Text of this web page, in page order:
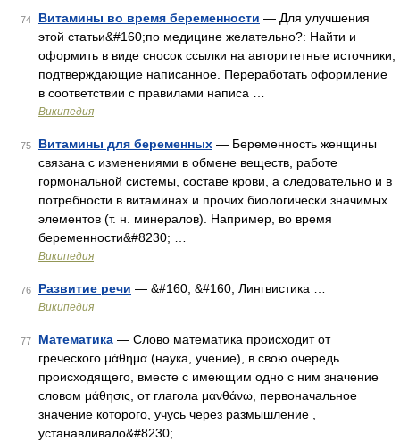
74 Витамины во время беременности — Для улучшения
этой статьи&#160;по медицине желательно?: Найти и
оформить в виде сносок ссылки на авторитетные источники,
подтверждающие написанное. Переработать оформление
в соответствии с правилами написа …
Википедия
75 Витамины для беременных — Беременность женщины
связана с изменениями в обмене веществ, работе
гормональной системы, составе крови, а следовательно и в
потребности в витаминах и прочих биологически значимых
элементов (т. н. минералов). Например, во время
беременности&#8230; …
Википедия
76 Развитие речи — &#160; &#160; Лингвистика …
Википедия
77 Математика — Слово математика происходит от
греческого μάθημα (наука, учение), в свою очередь
происходящего, вместе с имеющим одно с ним значение
словом μάθησις, от глагола μανθάνω, первоначальное
значение которого, учусь через размышление ,
устанавливало&#8230; …